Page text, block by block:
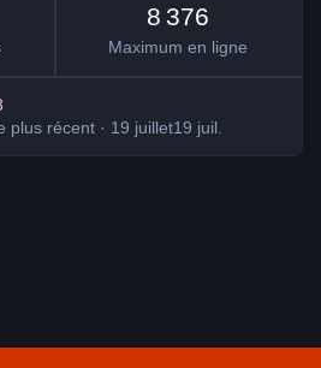
8 376
Maximum en ligne
plus récent · 19 juillet19 juil.